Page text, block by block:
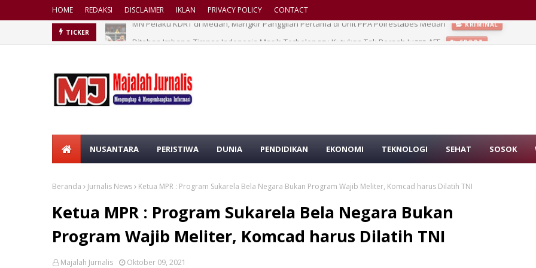
HOME REDAKSI DISCLAIMER IKLAN PRIVACY POLICY CONTACT
TICKER Ditahan Imbang, Timnas Indonesia Masih Terbelenggu Kutukan Tak Pernah Juara AFF SPORT
NUSANTARA PERISTIWA DUNIA PENDIDIKAN EKONOMI TEKNOLOGI SEHAT SOSOK
Beranda Jurnalis News Ketua MPR : Program Sukarela Bela Negara Bukan Program Wajib Meliter, Komcad harus Dilatih TNI
Ketua MPR : Program Sukarela Bela Negara Bukan
Program Wajib Meliter, Komcad harus Dilatih TNI
Majalah Jurnalis Oktober 09, 2021